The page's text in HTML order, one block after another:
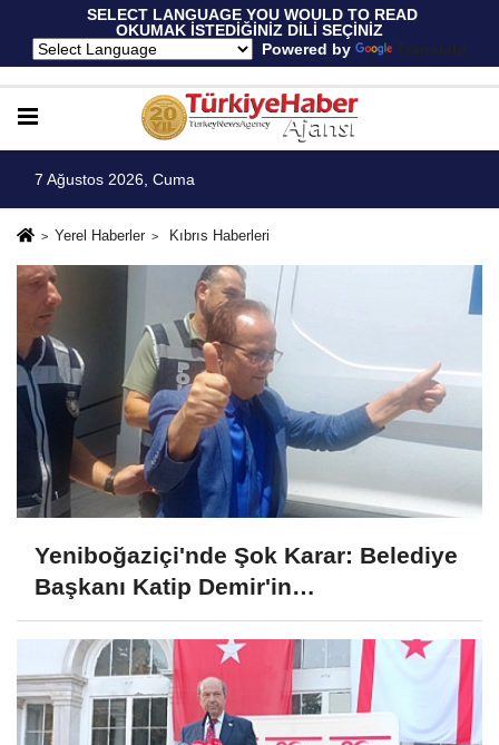
SELECT LANGUAGE YOU WOULD TO READ
OKUMAK İSTEDİĞİNİZ DİLİ SEÇİNİZ
Powered by
Translate
7 Ağustos 2026, Cuma
Yerel Haberler Kıbrıs Haberleri
Yeniboğaziçi'nde Şok Karar: Belediye
Başkanı Katip Demir'in
Mahkumiyetine Tepkiler Çığ Gibi
Büyüyor!